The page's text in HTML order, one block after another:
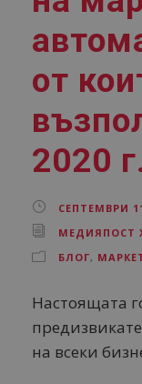
от
2020
СЕПТЕМВРИ
МЕДИЯПОСТ
БЛОГ,
Настоящата
на всеки